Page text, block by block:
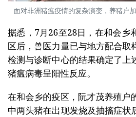
面对非洲猪瘟疫情的复杂演变，养猪户
据悉，7月26至28日，在和会乡
区后，兽医力量已与地方配合取
检测与诊断中心的结果确定了上
猪瘟病毒呈阳性反应。
在和会乡的疫区，阮才茂养殖户
中两头猪在出现发烧及抽搐症状